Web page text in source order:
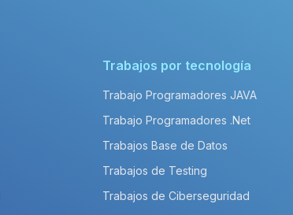
Trabajos por tecnología
Trabajo Programadores JAVA
Trabajo Programadores .Net
Trabajos Base de Datos
Trabajos de Testing
Trabajos de Ciberseguridad